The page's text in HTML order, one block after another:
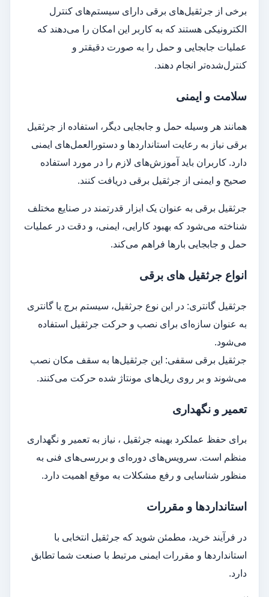
برخی از جرثقیل‌های برقی دارای سیستم‌های کنترل
الکترونیکی هستند که به کاربر این امکان را می‌دهند که
عملیات جابجایی و حمل را به صورت دقیقتر و
کنترل‌شده‌تر انجام دهند.
سلامت و ایمنی
همانند هر وسیله حمل و جابجایی دیگر، استفاده از جرثقیل
برقی نیاز به رعایت استانداردها و دستورالعمل‌های ایمنی
دارد. کاربران باید آموزش‌های لازم را در مورد استفاده
صحیح و ایمنی از جرثقیل برقی دریافت کنند.
جرثقیل برقی به عنوان یک ابزار قدرتمند در صنایع مختلف
شناخته می‌شود که بهبود کارایی، ایمنی، و دقت در عملیات
حمل و جابجایی بارها فراهم می‌کند.
انواع جرثقیل های برقی
جرثقیل گانتری: در این نوع جرثقیل، سیستم برج یا گانتری
به عنوان سازه‌ای برای نصب و حرکت جرثقیل استفاده
می‌شود.
جرثقیل برقی سقفی: این جرثقیل‌ها به سقف مکان نصب
می‌شوند و بر روی ریل‌های مونتاژ شده حرکت می‌کنند.
تعمیر و نگهداری
برای حفظ عملکرد بهینه جرثقیل ، نیاز به تعمیر و نگهداری
منظم است. سرویس‌های دوره‌ای و بررسی‌های فنی به
منظور شناسایی و رفع مشکلات به موقع اهمیت دارد.
استانداردها و مقررات
در فرآیند خرید، مطمئن شوید که جرثقیل انتخابی با
استانداردها و مقررات ایمنی مرتبط با صنعت شما تطابق
دارد.